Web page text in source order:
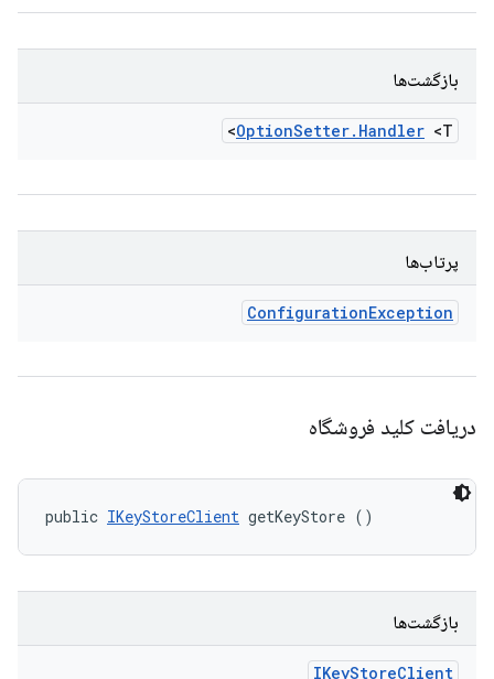
بازگشت‌ها
OptionSetter. Handler <T>
پرتاب‌ها
ConfigurationException
دریافت کلید فروشگاه
public IKeyStoreClient getKeyStore ()
بازگشت‌ها
IKeyStoreClient